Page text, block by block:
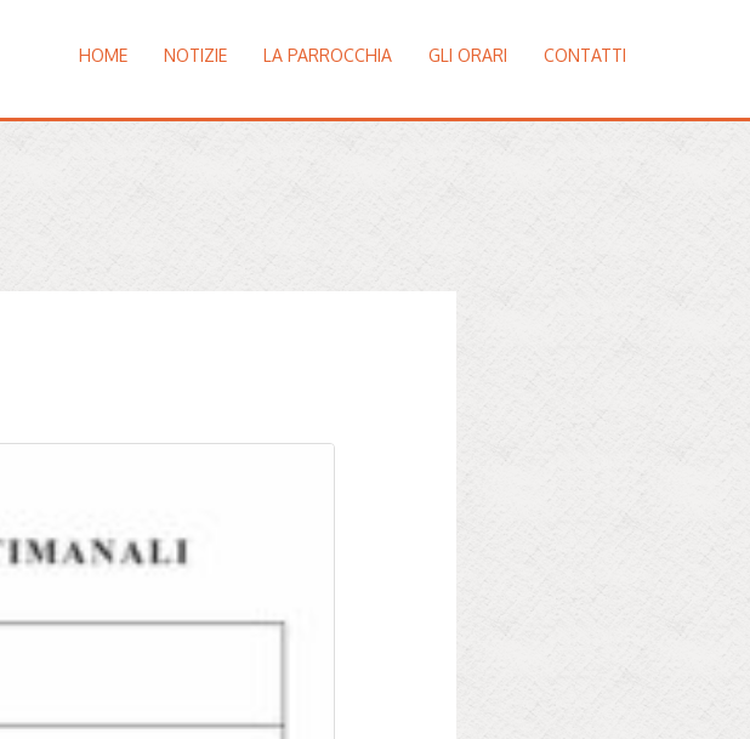
HOME NOTIZIE LA PARROCCHIA GLI ORARI CONTATTI